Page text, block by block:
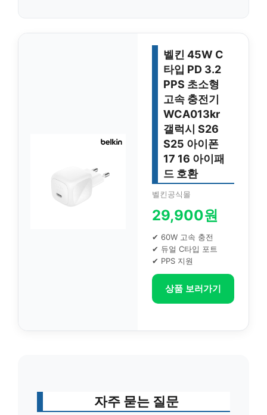
벨킨 45W C
타입 PD 3.2
PPS 초소형
고속 충전기
WCA013kr
갤럭시 S26
S25 아이폰
17 16 아이패
드 호환
벨킨공식몰
29,900원
✔ 60W 고속 충전
✔ 듀얼 C타입 포트
✔ PPS 지원
상품 보러가기
자주 묻는 질문